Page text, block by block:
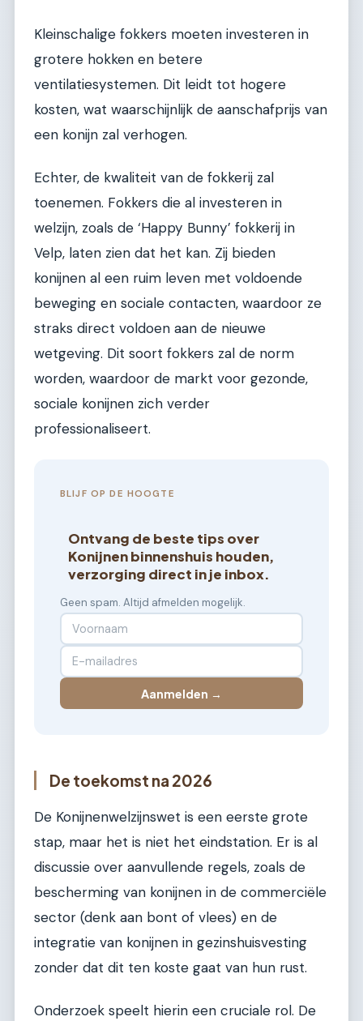
Kleinschalige fokkers moeten investeren in
grotere hokken en betere
ventilatiesystemen. Dit leidt tot hogere
kosten, wat waarschijnlijk de aanschafprijs van
een konijn zal verhogen.
Echter, de kwaliteit van de fokkerij zal
toenemen. Fokkers die al investeren in
welzijn, zoals de ‘Happy Bunny’ fokkerij in
Velp, laten zien dat het kan. Zij bieden
konijnen al een ruim leven met voldoende
beweging en sociale contacten, waardoor ze
straks direct voldoen aan de nieuwe
wetgeving. Dit soort fokkers zal de norm
worden, waardoor de markt voor gezonde,
sociale konijnen zich verder
professionaliseert.
BLIJF OP DE HOOGTE
Ontvang de beste tips over
Konijnen binnenshuis houden,
verzorging direct in je inbox.
Geen spam. Altijd afmelden mogelijk.
Aanmelden →
De toekomst na 2026
De Konijnenwelzijnswet is een eerste grote
stap, maar het is niet het eindstation. Er is al
discussie over aanvullende regels, zoals de
bescherming van konijnen in de commerciële
sector (denk aan bont of vlees) en de
integratie van konijnen in gezinshuisvesting
zonder dat dit ten koste gaat van hun rust.
Onderzoek speelt hierin een cruciale rol. De